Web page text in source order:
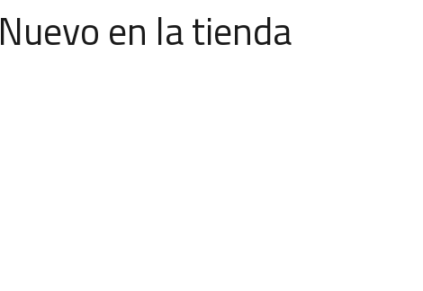
Nuevo en la tienda